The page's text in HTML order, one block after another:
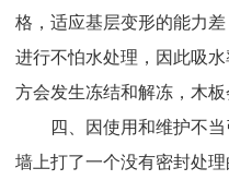
格，适应基层变形的能力
进行不怕水处理，因此吸
方会发生冻结和解冻，木板
四、因使用和维护不
墙上打了一个没有密封处理